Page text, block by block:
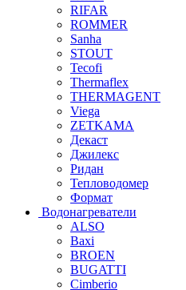
RIFAR
ROMMER
Sanha
STOUT
Tecofi
Thermaflex
THERMAGENT
Viega
ZETKAMA
Декаст
Джилекс
Ридан
Тепловодомер
Формат
Водонагреватели
ALSO
Baxi
BROEN
BUGATTI
Cimberio